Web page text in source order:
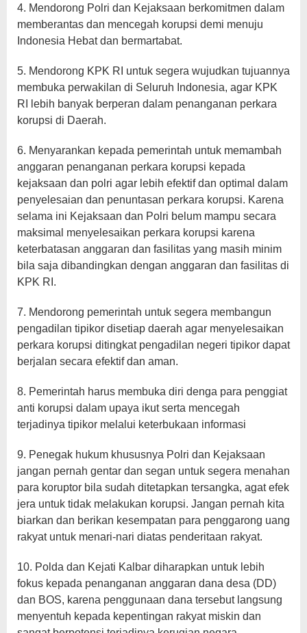
4. Mendorong Polri dan Kejaksaan berkomitmen dalam
memberantas dan mencegah korupsi demi menuju
Indonesia Hebat dan bermartabat.
5. Mendorong KPK RI untuk segera wujudkan tujuannya
membuka perwakilan di Seluruh Indonesia, agar KPK
RI lebih banyak berperan dalam penanganan perkara
korupsi di Daerah.
6. Menyarankan kepada pemerintah untuk memambah
anggaran penanganan perkara korupsi kepada
kejaksaan dan polri agar lebih efektif dan optimal dalam
penyelesaian dan penuntasan perkara korupsi. Karena
selama ini Kejaksaan dan Polri belum mampu secara
maksimal menyelesaikan perkara korupsi karena
keterbatasan anggaran dan fasilitas yang masih minim
bila saja dibandingkan dengan anggaran dan fasilitas di
KPK RI.
7. Mendorong pemerintah untuk segera membangun
pengadilan tipikor disetiap daerah agar menyelesaikan
perkara korupsi ditingkat pengadilan negeri tipikor dapat
berjalan secara efektif dan aman.
8. Pemerintah harus membuka diri denga para penggiat
anti korupsi dalam upaya ikut serta mencegah
terjadinya tipikor melalui keterbukaan informasi
9. Penegak hukum khususnya Polri dan Kejaksaan
jangan pernah gentar dan segan untuk segera menahan
para koruptor bila sudah ditetapkan tersangka, agat efek
jera untuk tidak melakukan korupsi. Jangan pernah kita
biarkan dan berikan kesempatan para penggarong uang
rakyat untuk menari-nari diatas penderitaan rakyat.
10. Polda dan Kejati Kalbar diharapkan untuk lebih
fokus kepada penanganan anggaran dana desa (DD)
dan BOS, karena penggunaan dana tersebut langsung
menyentuh kepada kepentingan rakyat miskin dan